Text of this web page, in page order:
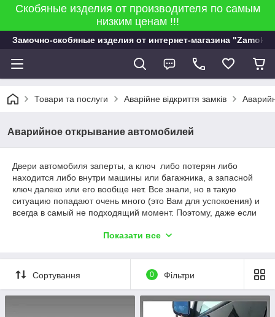
Скобяные изделия от производителя по самым
низким ценам !!!
Замочно-скобяные изделия от интернет-магазина "Zamok
Товари та послуги Аварійне відкриття замків
Аварийное открывание автомобилей
Двери автомобиля заперты, а ключ либо потерян либо
находится либо внутри машины или багажника, а запасной
ключ далеко или его вообще нет. Все знали, но в такую
ситуацию попадают очень много (это Вам для успокоения) и
всегда в самый не подходящий момент. Поэтому, даже если
открыть автомобиль не имея ключа.
для тех, кто хочет открыть чужой автомобиль. Они это и так
умеют делать и здесь уже Ваша защита - сигнализация. Так
как автомобиль Ваш, то Вы не боитесь срабатывания
сигнализации - Вам главное открыть дверь с минимальными
потерями время и денег. Паниковать не стоит, дверь
Показати все
Сортування 0 Фільтри